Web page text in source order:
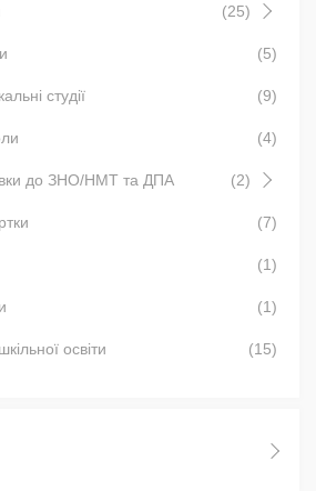
(25)
(5)
студії (9)
(4)
до ЗНО/НМТ та ДПА (2)
(7)
(1)
(1)
освіти (15)